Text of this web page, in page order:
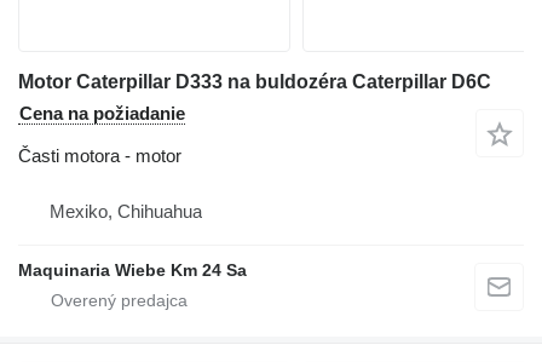
Motor Caterpillar D333 na buldozéra Caterpillar D6C
Cena na požiadanie
Časti motora - motor
Mexiko, Chihuahua
Maquinaria Wiebe Km 24 Sa